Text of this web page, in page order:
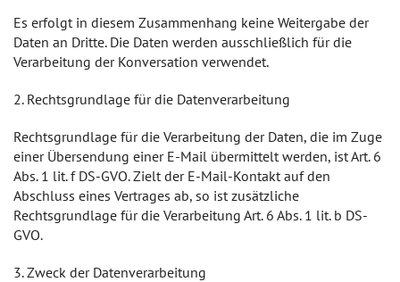
Es erfolgt in diesem Zusammenhang keine Weitergabe der
Daten an Dritte. Die Daten werden ausschließlich für die
Verarbeitung der Konversation verwendet.
2. Rechtsgrundlage für die Datenverarbeitung
Rechtsgrundlage für die Verarbeitung der Daten, die im Zuge
einer Übersendung einer E-Mail übermittelt werden, ist Art. 6
Abs. 1 lit. f DS-GVO. Zielt der E-Mail-Kontakt auf den
Abschluss eines Vertrages ab, so ist zusätzliche
Rechtsgrundlage für die Verarbeitung Art. 6 Abs. 1 lit. b DS-
GVO.
3. Zweck der Datenverarbeitung